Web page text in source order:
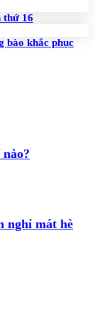
thứ 16
bào khắc phục
nghỉ mát hè